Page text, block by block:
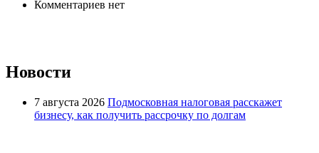
Комментариев нет
Новости
7 августа 2026 Подмосковная налоговая расскажет
бизнесу, как получить рассрочку по долгам